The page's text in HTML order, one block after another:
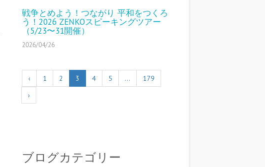
戦争とめよう！つながり 平和をつくろ
う！2026 ZENKOスピーキングツアー
（5/23〜31開催）
2026/04/26
‹ 1 2 3 4 5 …
179
›
ブログカテゴリー